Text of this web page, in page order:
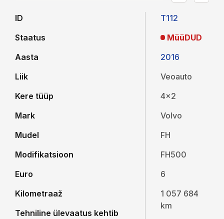
ID
Staatus
Aasta
Liik
Kere tüüp
Mark
Mudel
Modifikatsioon
Euro
Kilometraaž
Tehniline ülevaatus kehtib
T112
MüüDUD
2016
Veoauto
4x2
Volvo
FH
FH500
6
1 057 684
km